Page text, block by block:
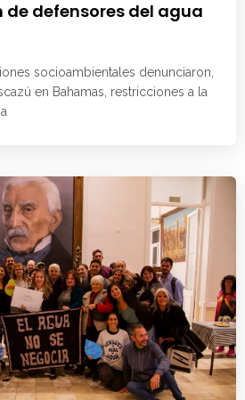
defensores del agua
socioambientales denunciaron,
en Bahamas, restricciones a la